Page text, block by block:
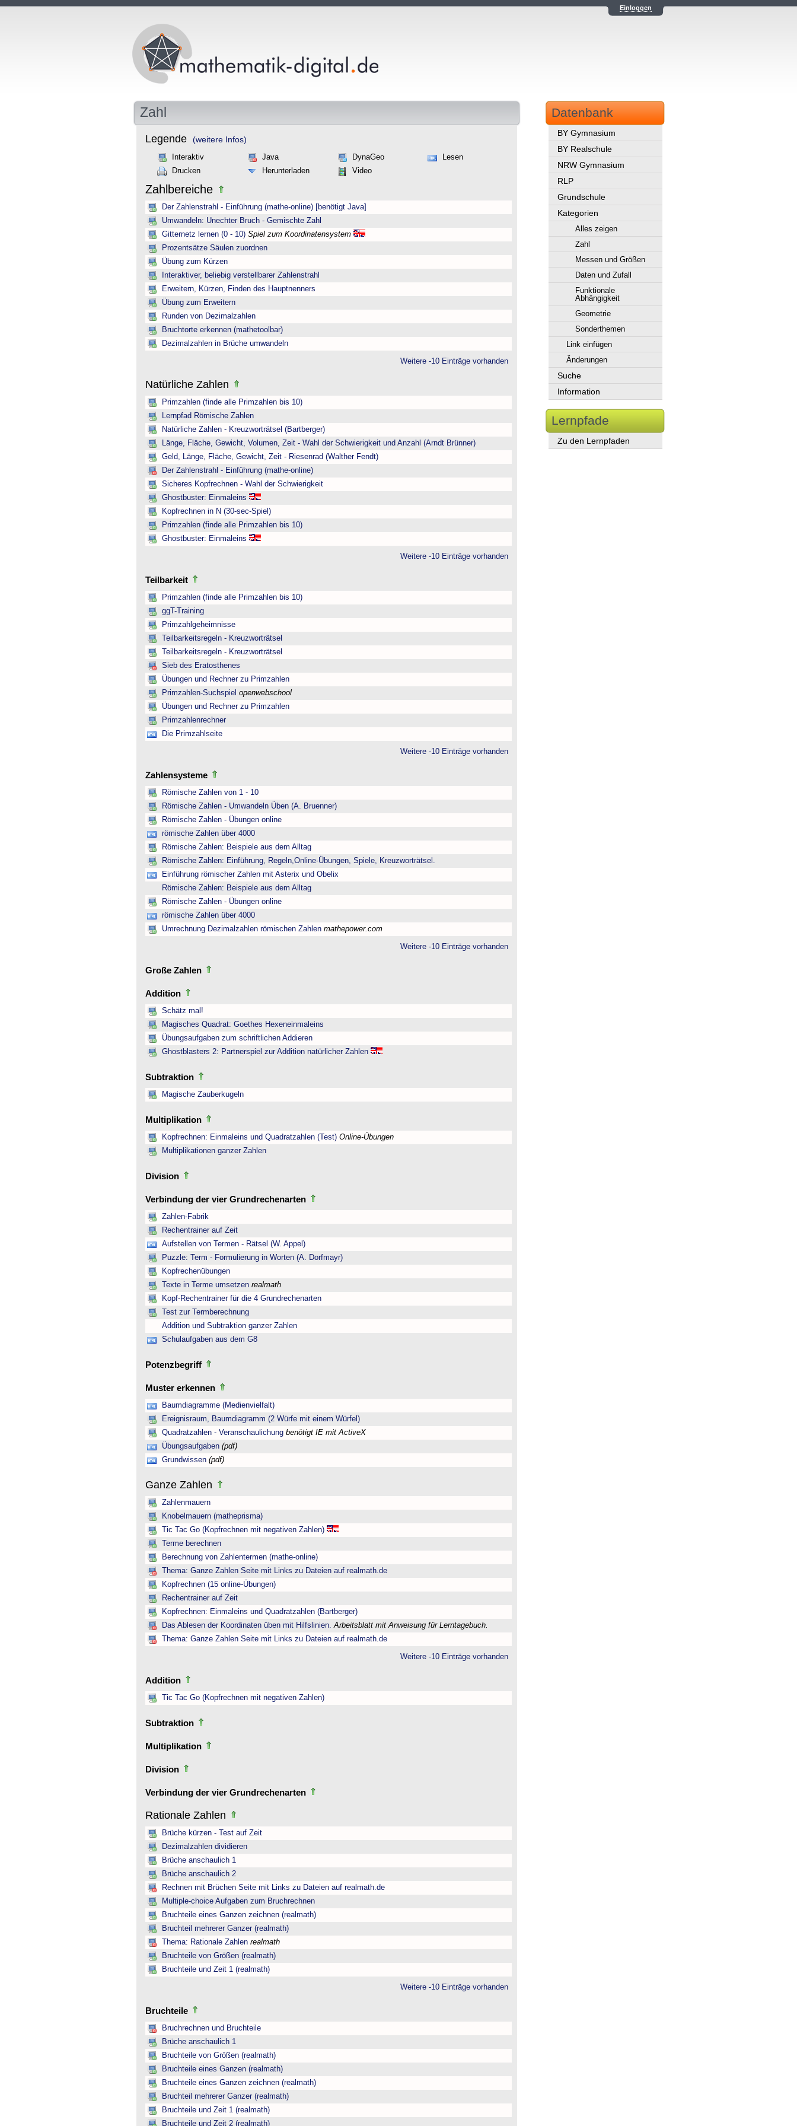
Einloggen
Zahl
Legende (weitere Infos)
Interaktiv Java DynaGeo
Lesen
Drucken
Herunterladen Video
Zahlbereiche
Der Zahlenstrahl - Einführung (mathe-online) [benötigt Java]
Umwandeln: Unechter Bruch - Gemischte Zahl
Gitternetz lernen (0 - 10) Spiel zum Koordinatensystem
Prozentsätze Säulen zuordnen
Übung zum Kürzen
Interaktiver, beliebig verstellbarer Zahlenstrahl
Erweitern, Kürzen, Finden des Hauptnenners
Übung zum Erweitern
Runden von Dezimalzahlen
Bruchtorte erkennen (mathetoolbar)
Dezimalzahlen in Brüche umwandeln
Weitere -10 Einträge vorhanden
Natürliche Zahlen
Primzahlen (finde alle Primzahlen bis 10)
Lernpfad Römische Zahlen
Natürliche Zahlen - Kreuzworträtsel (Bartberger)
Länge, Fläche, Gewicht, Volumen, Zeit - Wahl der Schwierigkeit und Anzahl (Arndt Brünner)
Geld, Länge, Fläche, Gewicht, Zeit - Riesenrad (Walther Fendt)
Der Zahlenstrahl - Einführung (mathe-online)
Sicheres Kopfrechnen - Wahl der Schwierigkeit
Ghostbuster: Einmaleins
Kopfrechnen in N (30-sec-Spiel)
Primzahlen (finde alle Primzahlen bis 10)
Ghostbuster: Einmaleins
Weitere -10 Einträge vorhanden
Teilbarkeit
Primzahlen (finde alle Primzahlen bis 10)
ggT-Training
Primzahlgeheimnisse
Teilbarkeitsregeln - Kreuzworträtsel
Teilbarkeitsregeln - Kreuzworträtsel
Sieb des Eratosthenes
Übungen und Rechner zu Primzahlen
Primzahlen-Suchspiel openwebschool
Übungen und Rechner zu Primzahlen
Primzahlenrechner
Die Primzahlseite
Weitere -10 Einträge vorhanden
Zahlensysteme
Römische Zahlen von 1 - 10
Römische Zahlen - Umwandeln Üben (A. Bruenner)
Römische Zahlen - Übungen online
römische Zahlen über 4000
Römische Zahlen: Beispiele aus dem Alltag
Römische Zahlen: Einführung, Regeln,Online-Übungen, Spiele, Kreuzworträtsel.
Einführung römischer Zahlen mit Asterix und Obelix
Römische Zahlen: Beispiele aus dem Alltag
Römische Zahlen - Übungen online
römische Zahlen über 4000
Umrechnung Dezimalzahlen römischen Zahlen mathepower.com
Weitere -10 Einträge vorhanden
Große Zahlen
Addition
Schätz mal!
Magisches Quadrat: Goethes Hexeneinmaleins
Übungsaufgaben zum schriftlichen Addieren
Ghostblasters 2: Partnerspiel zur Addition natürlicher Zahlen
Subtraktion
Magische Zauberkugeln
Multiplikation
Kopfrechnen: Einmaleins und Quadratzahlen (Test) Online-Übungen
Multiplikationen ganzer Zahlen
Division
Verbindung der vier Grundrechenarten
Zahlen-Fabrik
Rechentrainer auf Zeit
Aufstellen von Termen - Rätsel (W. Appel)
Puzzle: Term - Formulierung in Worten (A. Dorfmayr)
Kopfrechenübungen
Texte in Terme umsetzen realmath
Kopf-Rechentrainer für die 4 Grundrechenarten
Test zur Termberechnung
Addition und Subtraktion ganzer Zahlen
Schulaufgaben aus dem G8
Potenzbegriff
Muster erkennen
Baumdiagramme (Medienvielfalt)
Ereignisraum, Baumdiagramm (2 Würfe mit einem Würfel)
Quadratzahlen - Veranschaulichung benötigt IE mit ActiveX
Übungsaufgaben (pdf)
Grundwissen (pdf)
Ganze Zahlen
Zahlenmauern
Knobelmauern (matheprisma)
Tic Tac Go (Kopfrechnen mit negativen Zahlen)
Terme berechnen
Berechnung von Zahlentermen (mathe-online)
Thema: Ganze Zahlen Seite mit Links zu Dateien auf realmath.de
Kopfrechnen (15 online-Übungen)
Rechentrainer auf Zeit
Kopfrechnen: Einmaleins und Quadratzahlen (Bartberger)
Das Ablesen der Koordinaten üben mit Hilfslinien. Arbeitsblatt mit Anweisung für Lerntagebuch.
Thema: Ganze Zahlen Seite mit Links zu Dateien auf realmath.de
Weitere -10 Einträge vorhanden
Addition
Tic Tac Go (Kopfrechnen mit negativen Zahlen)
Subtraktion
Multiplikation
Division
Verbindung der vier Grundrechenarten
Rationale Zahlen
Brüche kürzen - Test auf Zeit
Dezimalzahlen dividieren
Brüche anschaulich 1
Brüche anschaulich 2
Rechnen mit Brüchen Seite mit Links zu Dateien auf realmath.de
Multiple-choice Aufgaben zum Bruchrechnen
Bruchteile eines Ganzen zeichnen (realmath)
Bruchteil mehrerer Ganzer (realmath)
Thema: Rationale Zahlen realmath
Bruchteile von Größen (realmath)
Bruchteile und Zeit 1 (realmath)
Weitere -10 Einträge vorhanden
Bruchteile
Bruchrechnen und Bruchteile
Brüche anschaulich 1
Bruchteile von Größen (realmath)
Bruchteile eines Ganzen (realmath)
Bruchteile eines Ganzen zeichnen (realmath)
Bruchteil mehrerer Ganzer (realmath)
Bruchteile und Zeit 1 (realmath)
Bruchteile und Zeit 2 (realmath)
Datenbank
BY Gymnasium
BY Realschule
NRW Gymnasium
RLP
Grundschule
Kategorien
Alles zeigen
Zahl
Messen und Größen
Daten und Zufall
Funktionale
Abhängigkeit
Geometrie
Sonderthemen
Link einfügen
Änderungen
Suche
Information
Lernpfade
Zu den Lernpfaden